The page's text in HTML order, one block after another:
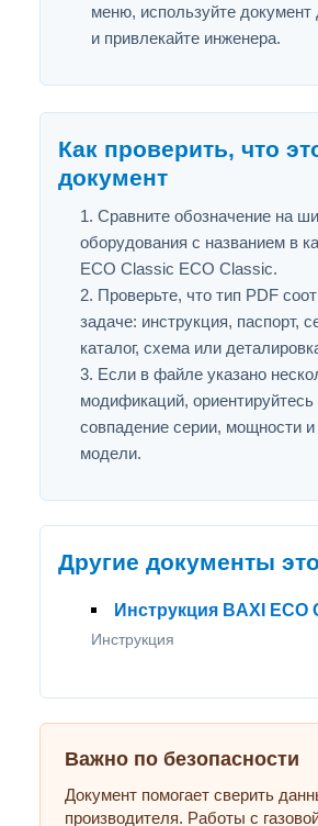
меню, используйте документ
и привлекайте инженера.
Как проверить, что
документ
Сравните обозначение на
оборудования с названием в
ECO Classic ECO Classic.
Проверьте, что тип PDF
задаче: инструкция, паспорт,
каталог, схема или
Если в файле указано
модификаций, ориентируйтесь
совпадение серии, мощности и
модели.
Другие документы
Инструкция BAXI ECO
Инструкция
Важно по безопасности
Документ помогает сверить
производителя. Работы с